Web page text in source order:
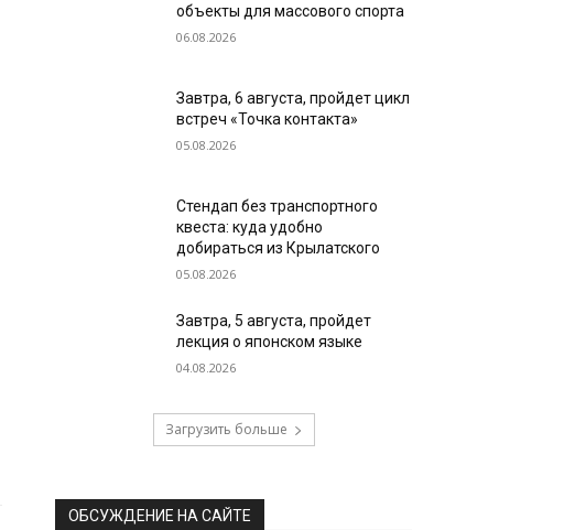
объекты для массового спорта
06.08.2026
Завтра, 6 августа, пройдет цикл
встреч «Точка контакта»
05.08.2026
Стендап без транспортного
квеста: куда удобно
добираться из Крылатского
05.08.2026
Завтра, 5 августа, пройдет
лекция о японском языке
04.08.2026
Загрузить больше
ОБСУЖДЕНИЕ НА САЙТЕ